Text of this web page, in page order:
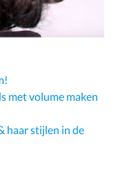
met volume maken
haar stijlen in de